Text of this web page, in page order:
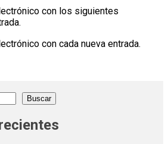
con los siguientes
con cada nueva entrada.
Buscar